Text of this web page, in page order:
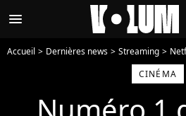
menu
Accueil Dernières news Streaming
CINÉMA